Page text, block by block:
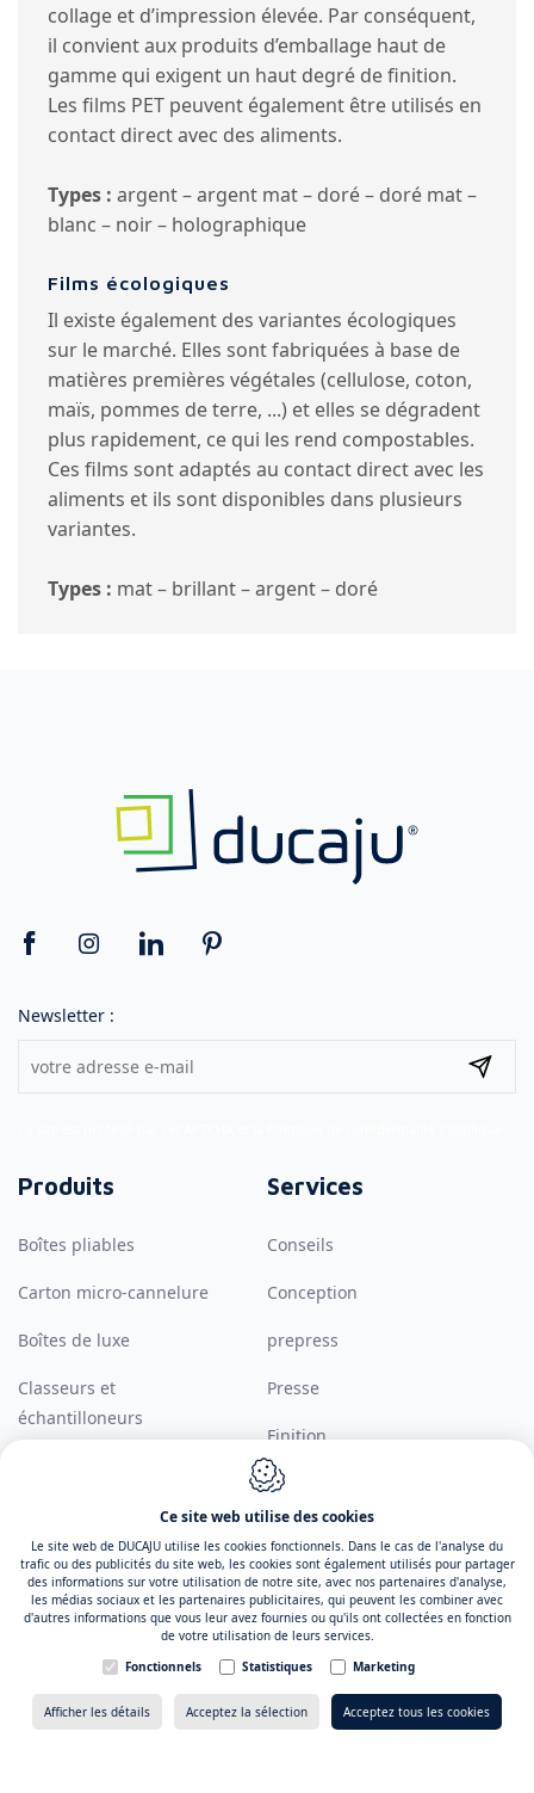
collage et d’impression élevée. Par conséquent,
il convient aux produits d’emballage haut de
gamme qui exigent un haut degré de finition.
Les films PET peuvent également être utilisés en
contact direct avec des aliments.
Types : argent – argent mat – doré – doré mat –
blanc – noir – holographique
Films écologiques
Il existe également des variantes écologiques
sur le marché. Elles sont fabriquées à base de
matières premières végétales (cellulose, coton,
maïs, pommes de terre, ...) et elles se dégradent
plus rapidement, ce qui les rend compostables.
Ces films sont adaptés au contact direct avec les
aliments et ils sont disponibles dans plusieurs
variantes.
Types : mat – brillant – argent – doré
Newsletter :
Produits
Boîtes pliables
Carton micro-cannelure
Boîtes de luxe
Classeurs et
échantilloneurs
Services
Conseils
Conception
prepress
Presse
Finition
Inspiration
À propos de DUCAJU
DUCAJU
Joseph Cardijnstraat 4
Tél. : +32 53 80 65 00
Devis →
Ce site web utilise des cookies
Le site web de DUCAJU utilise les cookies fonctionnels. Dans le cas de l'analyse du
trafic ou des publicités du site web, les cookies sont également utilisés pour partager
des informations sur votre utilisation de notre site, avec nos partenaires d'analyse,
les médias sociaux et les partenaires publicitaires, qui peuvent les combiner avec
d'autres informations que vous leur avez fournies ou qu'ils ont collectées en fonction
de votre utilisation de leurs services.
Fonctionnels
Statistiques Marketing
Afficher les détails Acceptez la sélection Acceptez tous les cookies